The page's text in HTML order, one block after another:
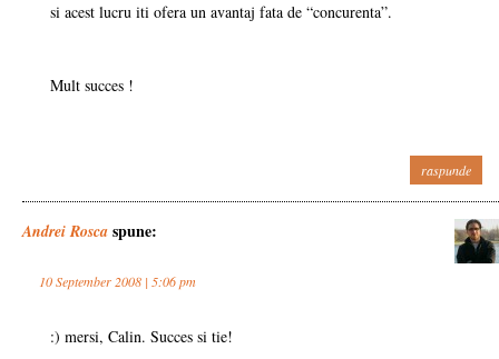
si acest lucru iti ofera un avantaj fata de “concurenta”.
Mult succes !
raspunde
Andrei Rosca spune:
10 September 2008 | 5:06 pm
:) mersi, Calin. Succes si tie!